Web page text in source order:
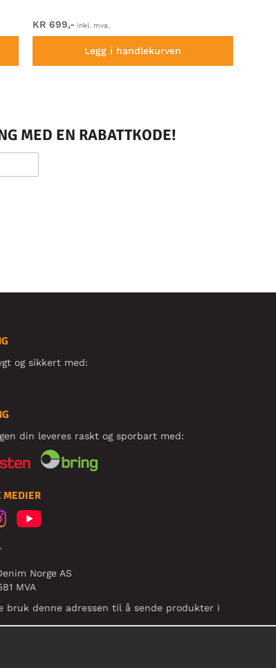
KR 699,- inkl. mva.
Legg i handlekurven
MED EN RABATTKODE!
og sikkert med:
din leveres raskt og sporbart med:
MEDIER
Norge AS
MVA
bruk denne adressen til å sende produkter i